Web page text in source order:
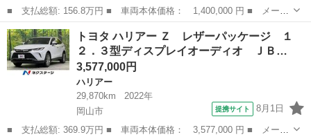
■ 支払総額: 156.8万円 ■ 車両本体価格： 1,400,000 円 ■ メーカ
ー名： トヨタ ■ 車種名： ハリアー ■ グレード名： プレミア
ム ナビ バックカメラ ＥＴＣ パワーバックドア ■ 排気量：
200...
広島 東広島市 ハリアー
トヨタ ハリアー Ｚ レザーパッケージ １
２．３型ディスプレイオーディオ ＪＢ…
3,577,000円
ハリアー
29,870km
2022年
岡山市
提携サイト 8月1日
■ 支払総額: 369.9万円 ■ 車両本体価格： 3,577,000 円 ■ メーカ